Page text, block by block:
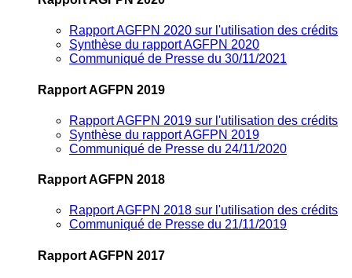
Rapport AGFPN 2020 sur l'utilisation des crédits
Synthèse du rapport AGFPN 2020
Communiqué de Presse du 30/11/2021
Rapport AGFPN 2019
Rapport AGFPN 2019 sur l'utilisation des crédits
Synthèse du rapport AGFPN 2019
Communiqué de Presse du 24/11/2020
Rapport AGFPN 2018
Rapport AGFPN 2018 sur l'utilisation des crédits
Communiqué de Presse du 21/11/2019
Rapport AGFPN 2017